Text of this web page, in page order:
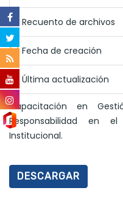
Recuento de archivos
Fecha de creación
Última actualización
Capacitación en
Responsabilidad en
Institucional.
DESCARGAR